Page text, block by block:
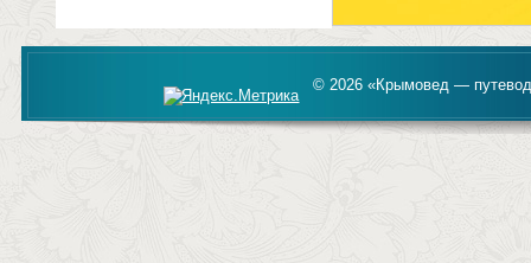
© 2026 «Крымовед —